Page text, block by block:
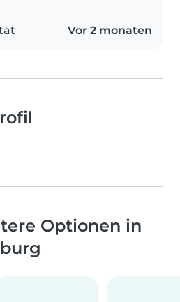
Vor 2 monaten
Optionen in